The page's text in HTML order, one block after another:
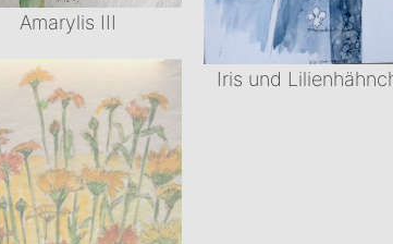
Amarylis III
Iris und